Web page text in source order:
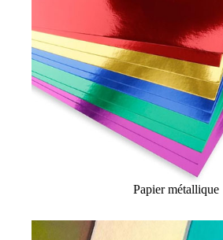
Papier métallique